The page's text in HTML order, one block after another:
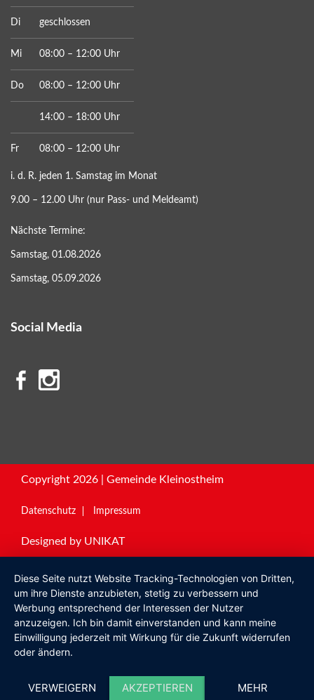
Di geschlossen
Mi 08:00 – 12:00 Uhr
Do 08:00 – 12:00 Uhr
14:00 – 18:00 Uhr
Fr 08:00 – 12:00 Uhr
i. d. R. jeden 1. Samstag im Monat
9.00 – 12.00 Uhr (nur Pass- und Meldeamt)
Nächste Termine:
Samstag, 01.08.2026
Samstag, 05.09.2026
Social Media
Copyright 2026 | Gemeinde Kleinostheim
Datenschutz Impressum
Designed by UNIKAT
Diese Seite nutzt Website Tracking-Technologien von Dritten,
um ihre Dienste anzubieten, stetig zu verbessern und
Werbung entsprechend der Interessen der Nutzer
anzuzeigen. Ich bin damit einverstanden und kann meine
Einwilligung jederzeit mit Wirkung für die Zukunft widerrufen
oder ändern.
VERWEIGERN AKZEPTIEREN MEHR